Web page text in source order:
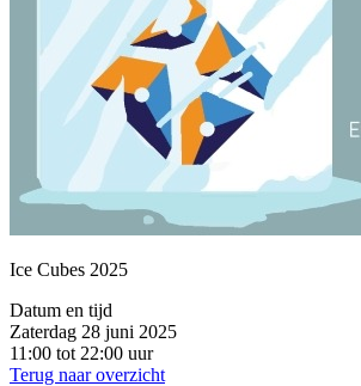
Ice Cubes 2025
Datum en tijd
Zaterdag 28 juni 2025
11:00 tot 22:00 uur
Terug naar overzicht